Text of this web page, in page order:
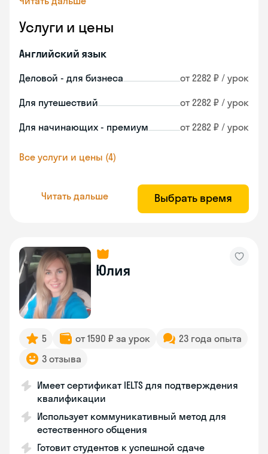
Услуги и цены
Английский язык
Деловой - для бизнеса от 2282 ₽ / урок
Для путешествий от 2282 ₽ / урок
Для начинающих - премиум от 2282 ₽ / урок
Все услуги и цены (4)
Читать дальше Выбрать время
Юлия
5 от 1590 ₽ за урок
23 года опыта
3 отзыва
Имеет сертификат IELTS для подтверждения
квалификации
Использует коммуникативный метод для
естественного общения
Готовит студентов к успешной сдаче